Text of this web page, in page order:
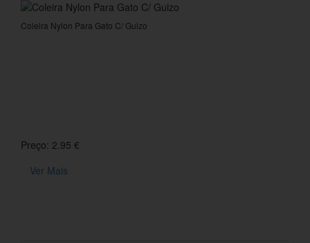
Coleira Nylon Para Gato C/ Guizo
Preço: 2.95 €
Ver Mais